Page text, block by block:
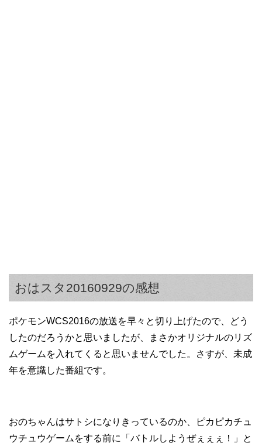
おはスタ20160929の感想
ポケモンWCS2016の放送を早々と切り上げたので、どう
したのだろうかと思いましたが、まさかオリジナルのリズ
ムゲームを入れてくると思いませんでした。さすが、未成
年を意識した番組です。
おのちゃんはサトシになりきっているのか、ピカピカチュ
ウチュウゲームをする前に「バトルしようぜぇぇぇ！」と